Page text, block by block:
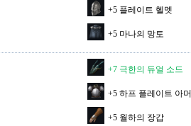
+5 플레이트 헬멧
+5 마나의 망토
+7 극한의 듀얼 소드
+5 하프 플레이트 아머
+5 월하의 장갑